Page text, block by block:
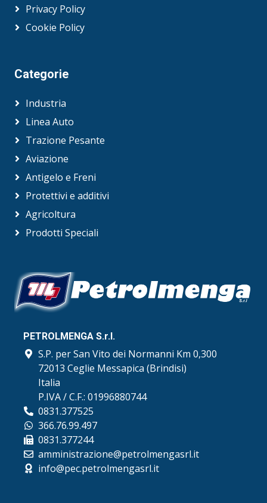
Privacy Policy
Cookie Policy
Categorie
Industria
Linea Auto
Trazione Pesante
Aviazione
Antigelo e Freni
Protettivi e additivi
Agricoltura
Prodotti Speciali
PETROLMENGA S.r.l.
S.P. per San Vito dei Normanni Km 0,300
72013 Ceglie Messapica (Brindisi)
Italia
P.IVA / C.F.: 01996880744
0831.377525
366.76.99.497
0831.377244
amministrazione@petrolmengasrl.it
info@pec.petrolmengasrl.it